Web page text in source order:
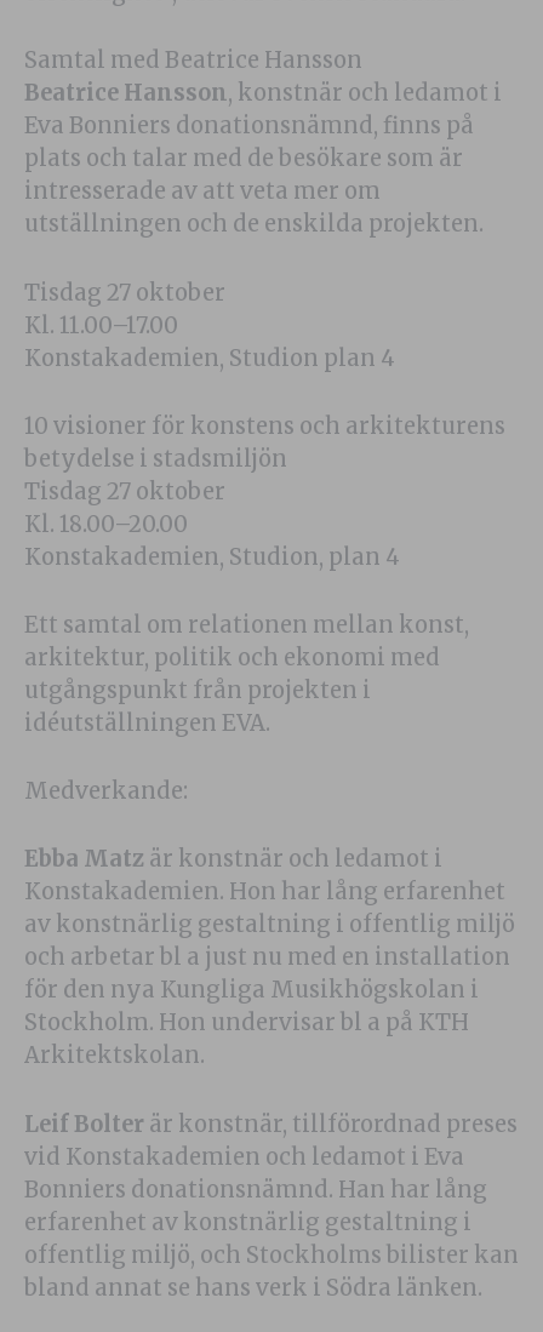
Samtal med Beatrice Hansson
Beatrice Hansson, konstnär och ledamot i
Eva Bonniers donationsnämnd, finns på
plats och talar med de besökare som är
intresserade av att veta mer om
utställningen och de enskilda projekten.
Tisdag 27 oktober
Kl. 11.00–17.00
Konstakademien, Studion plan 4
10 visioner för konstens och arkitekturens
betydelse i stadsmiljön
Tisdag 27 oktober
Kl. 18.00–20.00
Konstakademien, Studion, plan 4
Ett samtal om relationen mellan konst,
arkitektur, politik och ekonomi med
utgångspunkt från projekten i
idéutställningen EVA.
Medverkande:
Ebba Matz är konstnär och ledamot i
Konstakademien. Hon har lång erfarenhet
av konstnärlig gestaltning i offentlig miljö
och arbetar bl a just nu med en installation
för den nya Kungliga Musikhögskolan i
Stockholm. Hon undervisar bl a på KTH
Arkitektskolan.
Leif Bolter är konstnär, tillförordnad preses
vid Konstakademien och ledamot i Eva
Bonniers donationsnämnd. Han har lång
erfarenhet av konstnärlig gestaltning i
offentlig miljö, och Stockholms bilister kan
bland annat se hans verk i Södra länken.